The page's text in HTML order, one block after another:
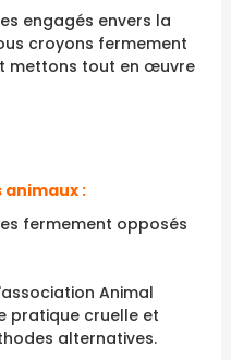
engagés envers la
croyons fermement
mettons tout en œuvre
:
fermement opposés
Animal
pratique cruelle et
alternatives.